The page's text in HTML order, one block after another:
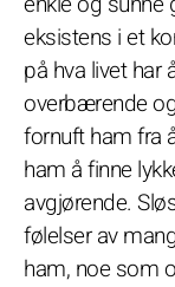
eksistens i et
på hva livet har
overbærende
fornuft ham fra
ham å finne
avgjørende.
følelser av
ham, noe som